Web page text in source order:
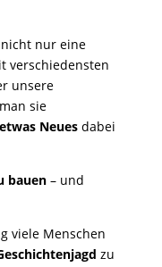
nur eine
verschiedensten
unsere
sie
Neuesdabei
bauen– und
viele Menschen
zu